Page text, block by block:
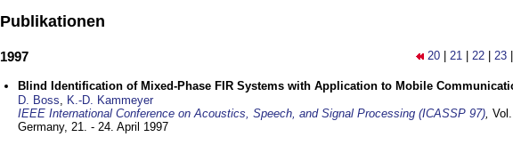
Publikationen
20 21 22 23
1997
Blind Identification of Mixed-Phase FIR Systems with Application to Mobile
D. Boss, K.-D. Kammeyer
IEEE International Conference on Acoustics, Speech, and Signal Processing (ICASSP 97),
Germany, 21. - 24. April 1997